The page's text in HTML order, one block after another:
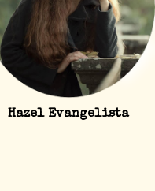
Hazel Evangelista